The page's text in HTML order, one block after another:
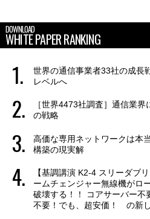
DOWNLOAD
WHITE PAPER RANKING
世界の通信事業者33社の成長
レベルへ
［世界4473社調査］通信業
の戦略
高価な専用ネットワークは本
構築の現実解
【基調講演 K2-4 スリーダブ
ームチェンジャー無線機がロ
破壊する！！ コアサーバー不
不要！でも、超安価！ の新